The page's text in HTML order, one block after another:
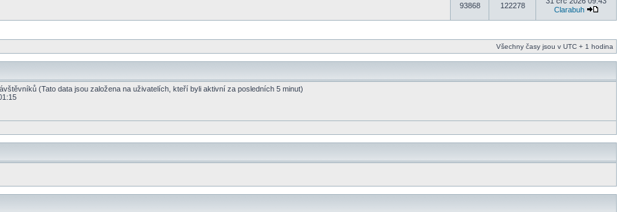
93868 122278
Clarabuh
Všechny časy jsou v UTC + 1 hodina
(Tato data jsou založena na uživatelích, kteří byli aktivní za posledních 5 minut)